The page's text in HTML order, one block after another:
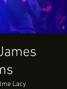
Lacy